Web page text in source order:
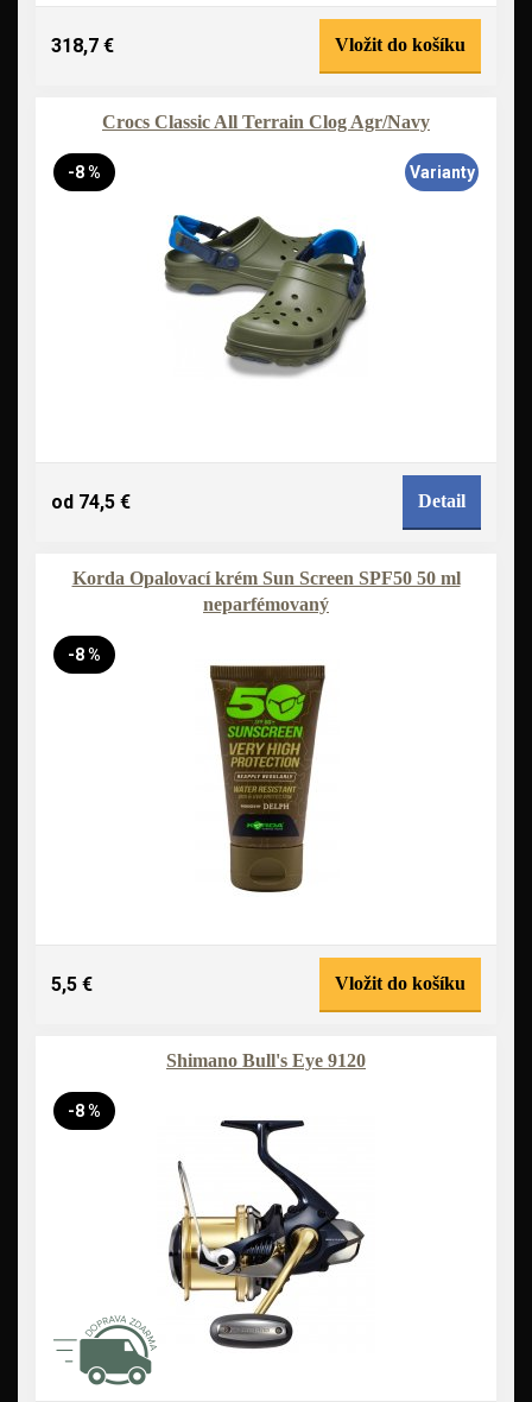
318,7 € Vložit do košíku
Crocs Classic All Terrain Clog Agr/Navy
-8 % Varianty
od 74,5 € Detail
Korda Opalovací krém Sun Screen SPF50 50 ml
neparfémovaný
-8 %
5,5 € Vložit do košíku
Shimano Bull's Eye 9120
-8 %